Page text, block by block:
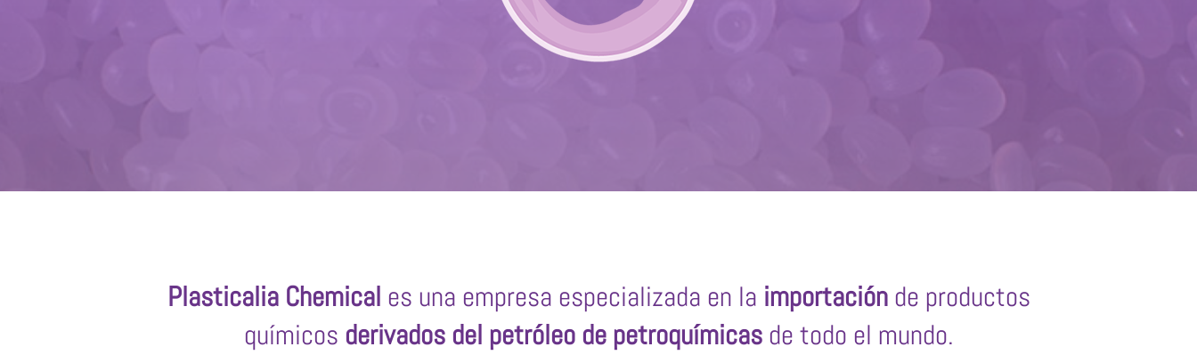
Plasticalia Chemical es una empresa especializada en la importaciónde productos
químicos derivados del petróleo de petroquímicasde todo el mundo.